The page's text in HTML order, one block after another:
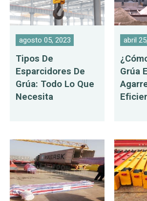
agosto 05, 2023
Tipos De
Esparcidores De
Grúa: Todo Lo Que
Necesita
abril
Grúa